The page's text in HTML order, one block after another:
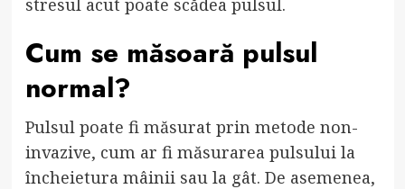
Cum se măsoară pulsul
normal?
Pulsul poate fi măsurat prin metode non-
invazive, cum ar fi măsurarea pulsului la
încheietura mâinii sau la gât. De asemenea,